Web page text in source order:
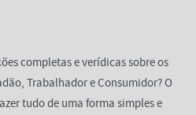
completas e verídicas sobre os
Trabalhador e Consumidor? O
tudo de uma forma simples e